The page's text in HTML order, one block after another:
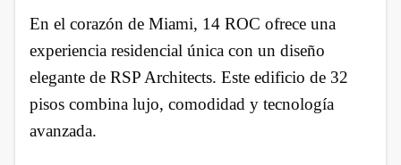
En el corazón de Miami, 14 ROC ofrece una
experiencia residencial única con un diseño
elegante de RSP Architects. Este edificio de 32
pisos combina lujo, comodidad y tecnología
avanzada.